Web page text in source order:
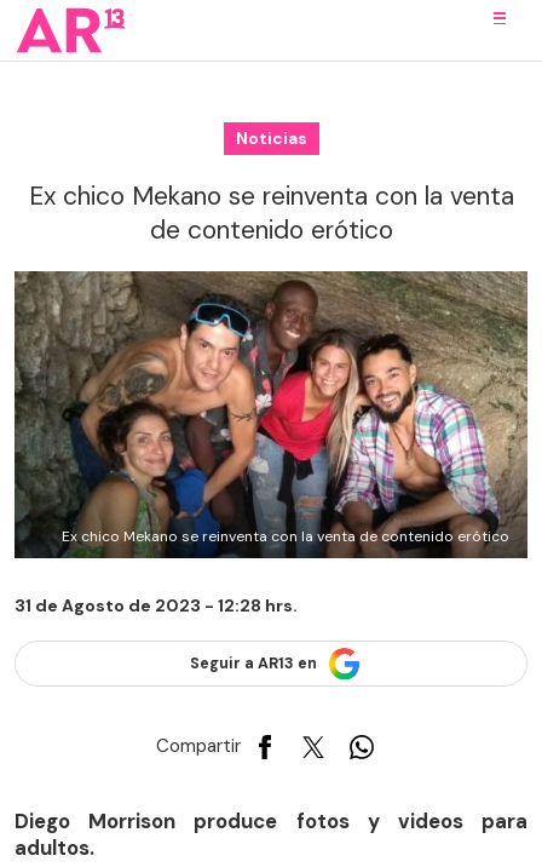
Noticias
Ex chico Mekano se reinventa con la venta
de contenido erótico
Ex chico Mekano se reinventa con la venta de contenido erótico
31 de Agosto de 2023 - 12:28 hrs.
Seguir a AR13 en
Compartir
Diego Morrison produce fotos y videos para
adultos.